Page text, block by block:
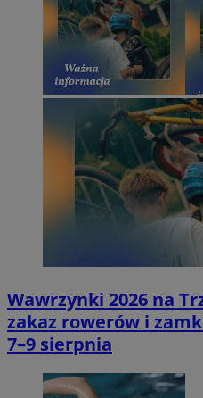
Wawrzynki 2026 na
zakaz rowerów i
7–9 sierpnia